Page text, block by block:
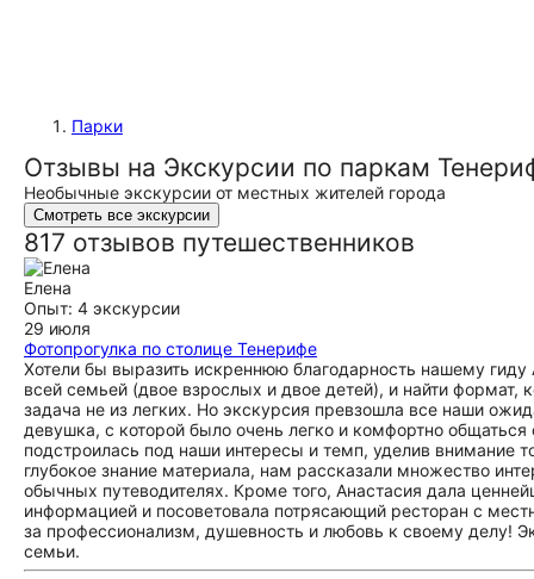
Парки
Отзывы на Экскурсии по паркам
Необычные экскурсии от местных жителей города
Смотреть все экскурсии
817 отзывов путешественников
Елена
Опыт: 4 экскурсии
29 июля
Фотопрогулка по столице Тенерифе
Хотели бы выразить искреннюю благодарность нашему
всей семьей (двое взрослых и двое детей), и найти формат,
задача не из легких. Но экскурсия превзошла все наши
девушка, с которой было очень легко и комфортно
подстроилась под наши интересы и темп, уделив внимание
глубокое знание материала, нам рассказали множество
обычных путеводителях. Кроме того, Анастасия дала
информацией и посоветовала потрясающий ресторан с
за профессионализм, душевность и любовь к своему делу!
семьи.